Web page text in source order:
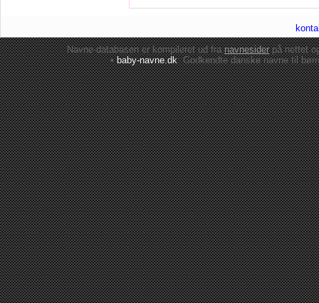
Navne-databasen er kompileret ud franavnesiderpå nettet
•baby-navne.dk: Godkendte danskenavne til børn